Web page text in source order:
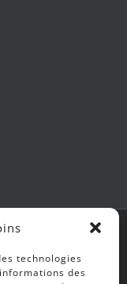
technologies
des